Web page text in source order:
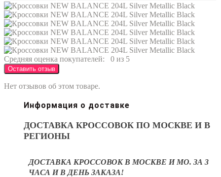
Средняя оценка покупателей: 0 из 5
Оставить отзыв
Нет отзывов об этом товаре.
Информация о доставке
ДОСТАВКА КРОССОВОК ПО МОСКВЕ И В
РЕГИОНЫ
ДОСТАВКА КРОССОВОК В МОСКВЕ И МО. ЗА 3
ЧАСА И В ДЕНЬ ЗАКАЗА!